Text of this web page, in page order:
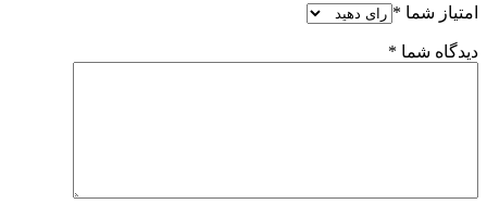
امتیاز شما *
دیدگاه شما *